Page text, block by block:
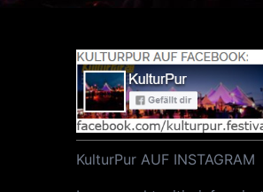
KulturPur AUF INSTAGRAM